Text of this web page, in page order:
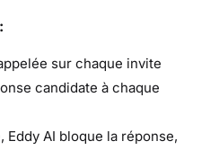
sur chaque invite
candidate à chaque
AI bloque la réponse,